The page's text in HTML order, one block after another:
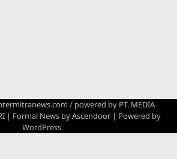
/ powered by PT. MEDIA
| Formal News byAscendoor| Powered by
WordPress.